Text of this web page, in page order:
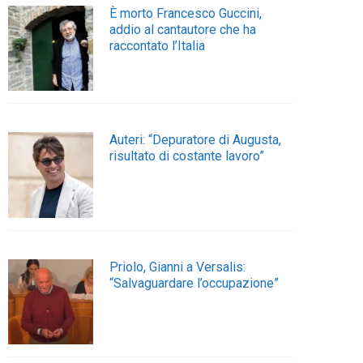
È morto Francesco Guccini,
addio al cantautore che ha
raccontato l’Italia
Auteri: “Depuratore di Augusta,
risultato di costante lavoro”
Priolo, Gianni a Versalis:
“Salvaguardare l’occupazione”